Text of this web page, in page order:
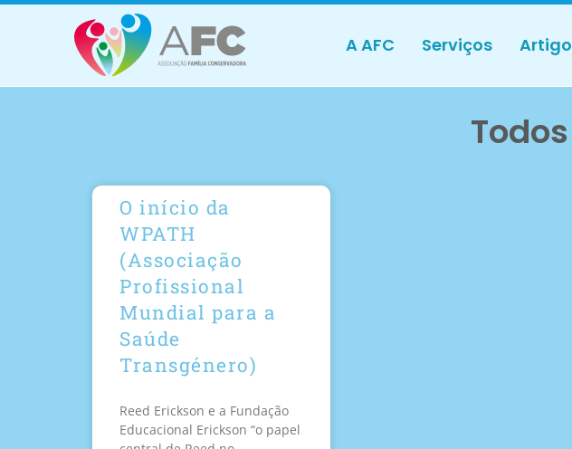
A AFC Serviços
O início da
WPATH
(Associação
Profissional
Mundial para a
Saúde
Transgénero)
Reed Erickson e a Fundação
Educacional Erickson “o papel